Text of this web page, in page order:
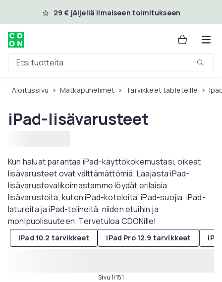
Ohita ja siirry pääsisältöön
29 € jäljellä ilmaiseen toimitukseen
Etsi tuotteita
Aloitussivu Matkapuhelimet Tarvikkeet tableteille
iPad-lisävarusteet
Kun haluat parantaa iPad-käyttökokemustasi, oikeat
lisävarusteet ovat välttämättömiä. Laajasta iPad-
lisävarustevalikoimastamme löydät erilaisia ​​
lisävarusteita, kuten iPad-koteloita, iPad-suojia, iPad-
latureita ja iPad-telineitä, niiden etuihin ja
monipuolisuuteen. Tervetuloa CDONille!
iPad 10.2 tarvikkeet iPad Pro 12.9 tarvikkeet
Sivu 1/151